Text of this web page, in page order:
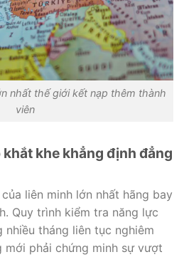
nhất thế giới kết nạp thêm thành
viên
khe khẳng định đẳng
liên minh lớn nhất hãng bay
Quy trình kiểm tra năng lực
tháng liên tục nghiêm
mới phải chứng minh sự vượt